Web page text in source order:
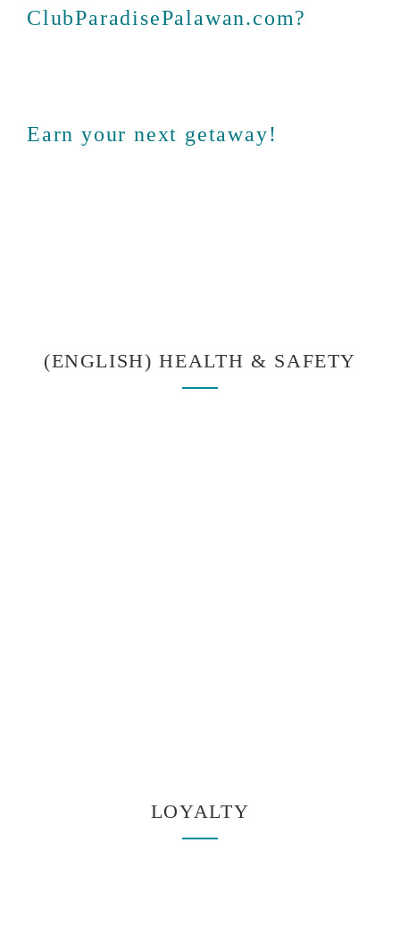
ClubParadisePalawan.com?
Earn your next getaway!
(ENGLISH) HEALTH & SAFETY
LOYALTY